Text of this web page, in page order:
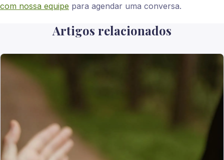
com nossa equipe para agendar uma conversa.
Artigos relacionados